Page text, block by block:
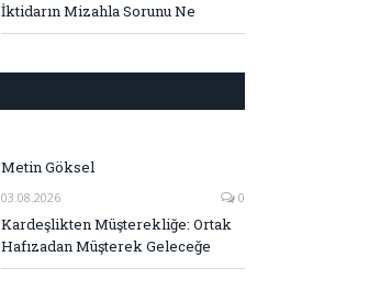
İktidarın Mizahla Sorunu Ne
Metin Göksel
03.08.2026 0
Kardeşlikten Müşterekliğe: Ortak
Hafızadan Müşterek Geleceğe